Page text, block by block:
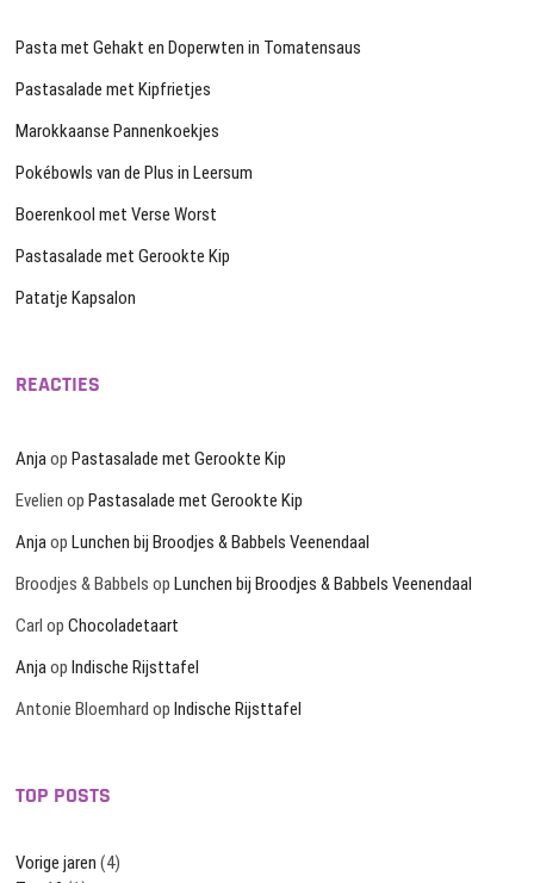
Pasta met Gehakt en Doperwten in Tomatensaus
Pastasalade met Kipfrietjes
Marokkaanse Pannenkoekjes
Pokébowls van de Plus in Leersum
Boerenkool met Verse Worst
Pastasalade met Gerookte Kip
Patatje Kapsalon
REACTIES
AnjaopPastasalade met Gerookte Kip
Evelien opPastasalade met Gerookte Kip
AnjaopLunchen bij Broodjes & Babbels Veenendaal
Broodjes & Babbels opLunchen bij Broodjes & Babbels Veenendaal
Carl opChocoladetaart
AnjaopIndische Rijsttafel
Antonie Bloemhard opIndische Rijsttafel
TOP POSTS
Vorige jaren (4)